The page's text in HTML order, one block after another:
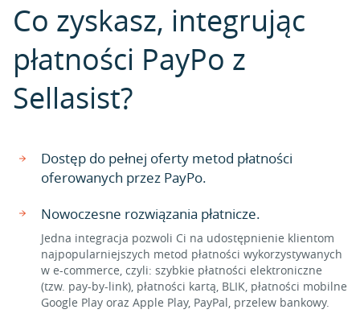
Co zyskasz, integrując
płatności PayPo z
Sellasist?
Dostęp do pełnej oferty metod płatności
oferowanych przez PayPo.
Nowoczesne rozwiązania płatnicze.
Jedna integracja pozwoli Ci na udostępnienie klientom
najpopularniejszych metod płatności wykorzystywanych
w e-commerce, czyli: szybkie płatności elektroniczne
(tzw. pay-by-link), płatności kartą, BLIK, płatności mobilne
Google Play oraz Apple Play, PayPal, przelew bankowy.